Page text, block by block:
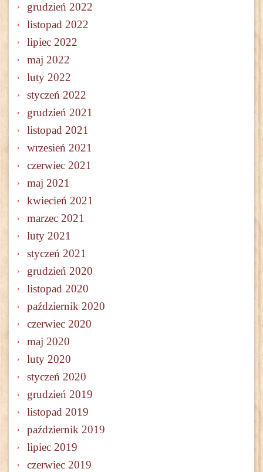
grudzień 2022
listopad 2022
lipiec 2022
maj 2022
luty 2022
styczeń 2022
grudzień 2021
listopad 2021
wrzesień 2021
czerwiec 2021
maj 2021
kwiecień 2021
marzec 2021
luty 2021
styczeń 2021
grudzień 2020
listopad 2020
październik 2020
czerwiec 2020
maj 2020
luty 2020
styczeń 2020
grudzień 2019
listopad 2019
październik 2019
lipiec 2019
czerwiec 2019